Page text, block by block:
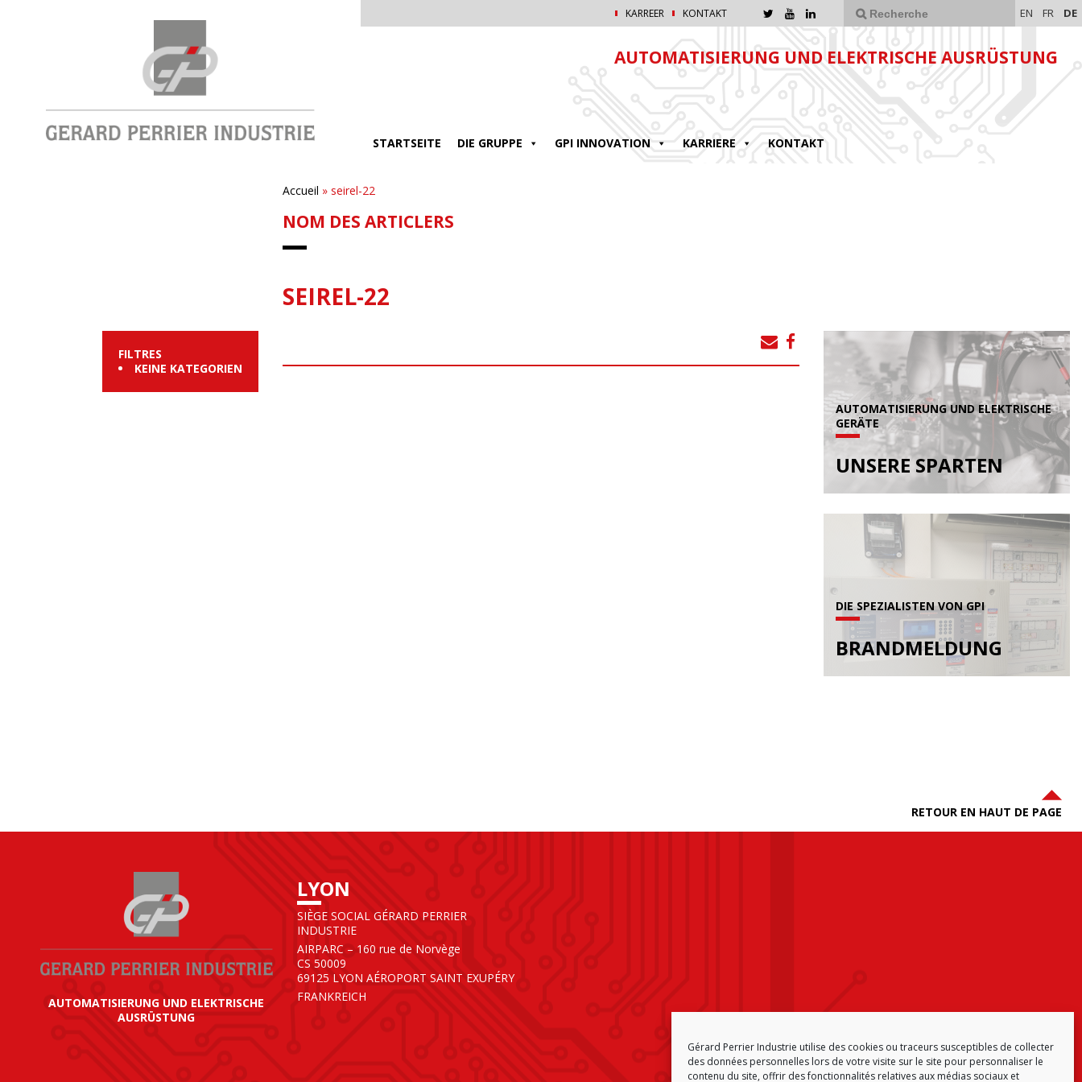
Gérard Perrier Industrie utilise des cookies ou traceurs susceptibles de collecter
des données personnelles lors de votre visite sur le site pour personnaliser le
contenu du site, offrir des fonctionnalités relatives aux médias sociaux et
KARREER KONTAKT EN FR DE
AUTOMATISIERUNG UND ELEKTRISCHE AUSRÜSTUNG
STARTSEITE DIE GRUPPE GPI INNOVATION KARRIERE KONTAKT
Accueil » seirel-22
NOM DES ARTICLERS
SEIREL-22
FILTRES
KEINE KATEGORIEN
AUTOMATISIERUNG UND ELEKTRISCHE
GERÄTE
UNSERE SPARTEN
DIE SPEZIALISTEN VON GPI
BRANDMELDUNG
RETOUR EN HAUT DE PAGE
AUTOMATISIERUNG UND ELEKTRISCHE
AUSRÜSTUNG
LYON
SIÈGE SOCIAL GÉRARD PERRIER
INDUSTRIE
AIRPARC – 160 rue de Norvège
CS 50009
69125 LYON AÉROPORT SAINT EXUPÉRY
FRANKREICH